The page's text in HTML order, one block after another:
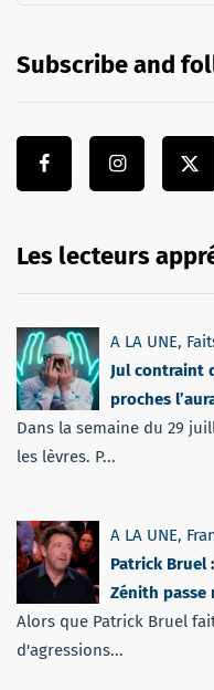
Subscribe and
Les lecteurs
A LA UNE,
Jul contraint
proches
Dans la semaine du 29
les lèvres. P...
A LA UNE,
Patrick Bruel
Zénith passe
Alors que Patrick Bruel
d'agressions...